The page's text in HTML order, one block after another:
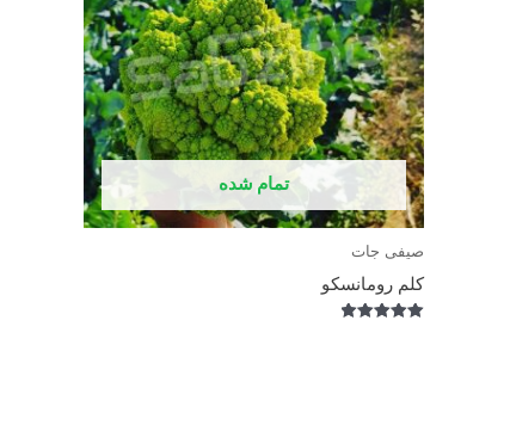
تمام شده
صیفی جات
کلم رومانسکو